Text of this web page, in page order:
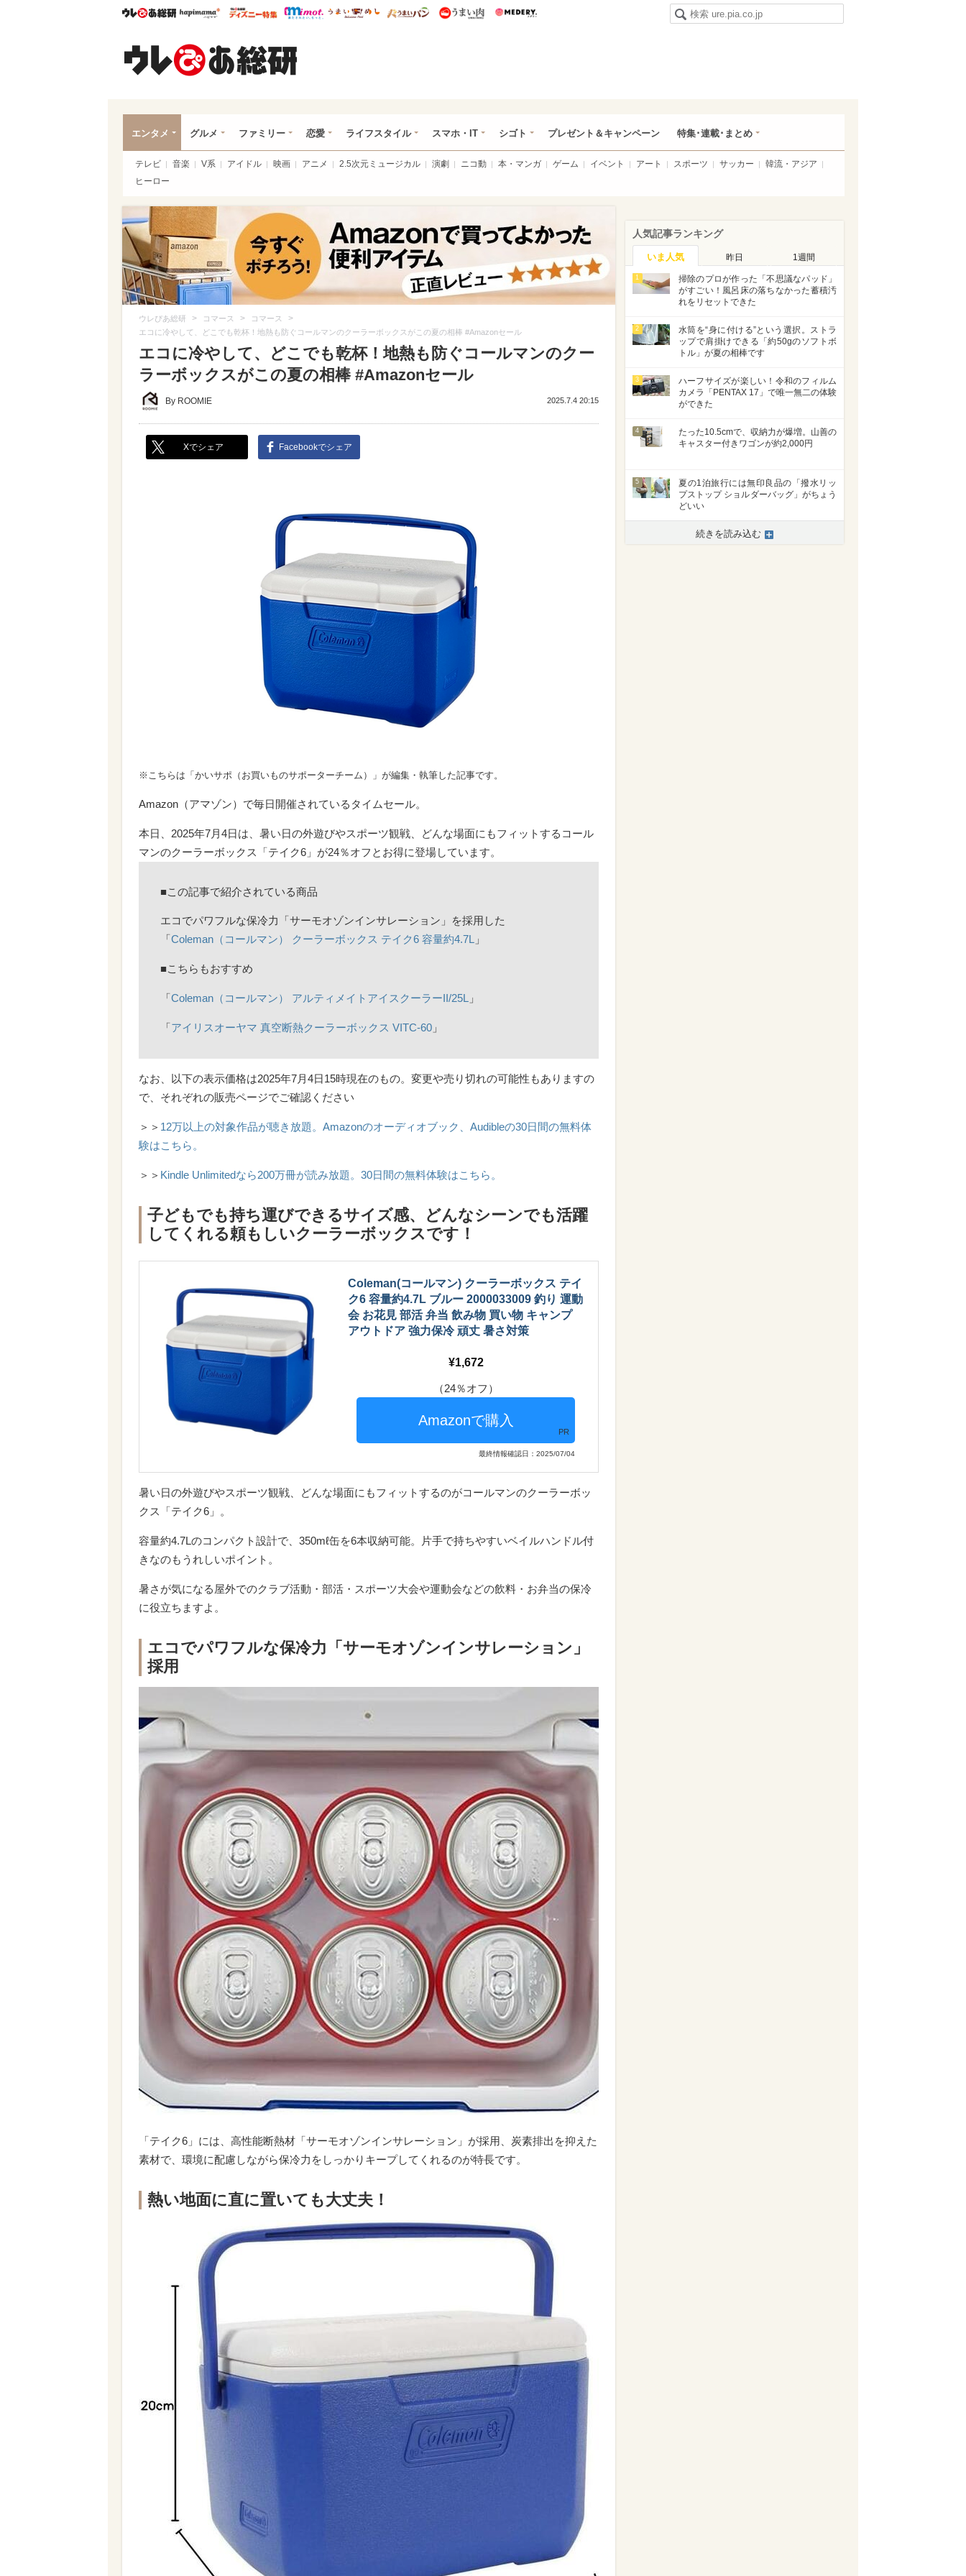
ウレぴあ総研ハピママ* ウレぴあ総研 ディズニー特集
mimot. うまいめし うまいパン うまい肉
エンタメ グルメ ファミリー 恋愛 ライフスタイル スマホ・IT シゴト プレゼント＆キャンペーン 特集･連載･まとめ
テレビ 音楽 V系 アイドル 映画 アニメ 2.5次元ミュージカル 演劇 ニコ動 本・マンガ ゲーム イベント アート スポーツ サッカー
韓流・アジア
ヒーロー
ウレぴあ総研 > コマース > コマース >
エコに冷やして、どこでも乾杯！地熱も防ぐコールマンのクーラーボックスがこの夏の相棒 #Amazonセール
エコに冷やして、どこでも乾杯！地熱も防ぐコールマンのクー
ラーボックスがこの夏の相棒 #Amazonセール
By ROOMIE 2025.7.4 20:15
Xでシェア Facebookでシェア
※こちらは「かいサポ（お買いものサポーターチーム）」が編集・執筆した記事です。
Amazon（アマゾン）で毎日開催されているタイムセール。
本日、2025年7月4日は、暑い日の外遊びやスポーツ観戦、どんな場面にもフィットするコール
マンのクーラーボックス「テイク6」が24％オフとお得に登場しています。
■この記事で紹介されている商品
エコでパワフルな保冷力「サーモオゾンインサレーション」を採用した
「Coleman（コールマン） クーラーボックス テイク6 容量約4.7L 」
■こちらもおすすめ
「Coleman（コールマン） アルティメイトアイスクーラーII/25L 」
「アイリスオーヤマ 真空断熱クーラーボックス VITC-60 」
なお、以下の表示価格は2025年7月4日15時現在のもの。変更や売り切れの可能性もありますの
で、それぞれの販売ページでご確認ください
＞＞ 12万以上の対象作品が聴き放題。Amazonのオーディオブック、Audibleの30日間の無料体
験はこちら。
＞＞ Kindle Unlimitedなら200万冊が読み放題。30日間の無料体験はこちら。
子どもでも持ち運びできるサイズ感、どんなシーンでも活躍
してくれる頼もしいクーラーボックスです！
Coleman(コールマン) クーラーボックス テイ
ク6 容量約4.7L ブルー 2000033009 釣り 運動
会 お花見 部活 弁当 飲み物 買い物 キャンプ
アウトドア 強力保冷 頑丈 暑さ対策
1,672
（24％オフ）
PR
最終情報確認日：2025/07/04
暑い日の外遊びやスポーツ観戦、どんな場面にもフィットするのがコールマンのクーラーボッ
クス「テイク6」。
容量約4.7Lのコンパクト設計で、350mℓ缶を6本収納可能。片手で持ちやすいベイルハンドル付
きなのもうれしいポイント。
暑さが気になる屋外でのクラブ活動・部活・スポーツ大会や運動会などの飲料・お弁当の保冷
に役立ちますよ。
エコでパワフルな保冷力「サーモオゾンインサレーション」
採用
「テイク6」には、高性能断熱材「サーモオゾンインサレーション」が採用、炭素排出を抑えた
素材で、環境に配慮しながら保冷力をしっかりキープしてくれるのが特長です。
熱い地面に直に置いても大丈夫！
人気記事ランキング
いま人気 昨日 1週間
1
掃除のプロが作った「不思議なパッド」
がすごい！風呂床の落ちなかった蓄積汚
れをリセットできた
2
水筒を“身に付ける”という選択。ストラ
ップで肩掛けできる「約50gのソフトボ
トル」が夏の相棒です
3
ハーフサイズが楽しい！令和のフィルム
カメラ「PENTAX 17」で唯一無二の体験
ができた
4
たった10.5cmで、収納力が爆増。山善の
キャスター付きワゴンが約2,000円
5
夏の1泊旅行には無印良品の「撥水リッ
プストップ ショルダーバッグ」がちょう
どいい
続きを読み込む